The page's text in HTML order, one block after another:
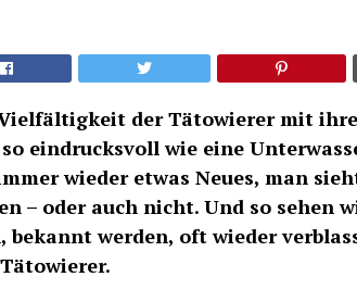
der Tätowierer mit
eindrucksvoll wie eine
wieder etwas Neues, man
– oder auch nicht. Und so sehen
bekannt werden, oft wieder